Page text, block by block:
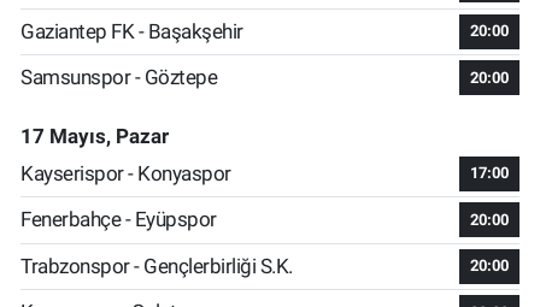
Gaziantep FK - Başakşehir 20:00
Samsunspor - Göztepe 20:00
17 Mayıs, Pazar
Kayserispor - Konyaspor
17:00
Fenerbahçe - Eyüpspor 20:00
Trabzonspor - Gençlerbirliği S.K. 20:00